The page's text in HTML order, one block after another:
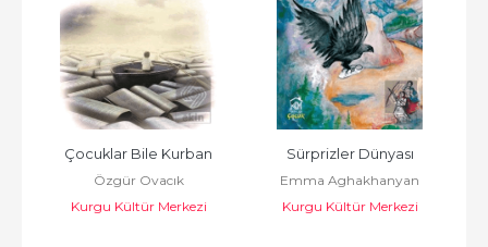
Çocuklar Bile Kurban
Özgür Ovacık
Kurgu Kültür Merkezi
Sürprizler Dünyası
Emma Aghakhanyan
Kurgu Kültür Merkezi